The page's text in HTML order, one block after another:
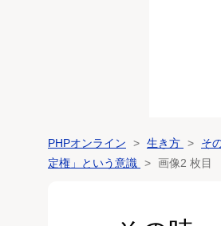
PHPオンライン 生き方
そ
定権」という意識
画像2 枚目